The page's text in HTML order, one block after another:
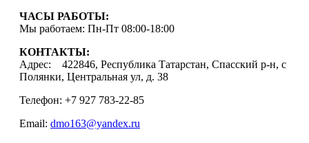
ЧАСЫ РАБОТЫ:
Мы работаем: Пн-Пт 08:00-18:00
КОНТАКТЫ:
Адрес: 422846, Республика Татарстан, Спасский р-н, с
Полянки, Центральная ул, д. 38
Телефон: +7 927 783-22-85
Email: dmo163@yandex.ru